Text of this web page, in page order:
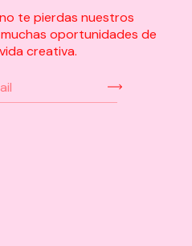
te pierdas nuestros
oportunidades de
creativa.